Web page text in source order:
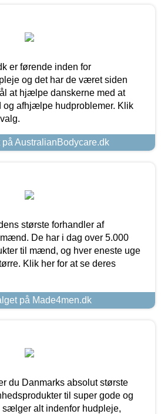
er førende inden for
og det har de været siden
at hjælpe danskerne med at
og afhjælpe hudproblemer. Klik
AustralianBodycare.dk
største forhandler af
De har i dag over 5.000
til mænd, og hver eneste uge
Klik her for at se deres
på Made4men.dk
du Danmarks absolut største
til super gode og
sælger alt indenfor hudpleje,